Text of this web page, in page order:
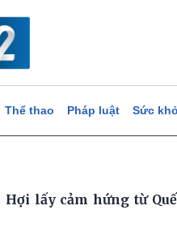
Thể thao Pháp luật Sức
lấy cảm hứng từ